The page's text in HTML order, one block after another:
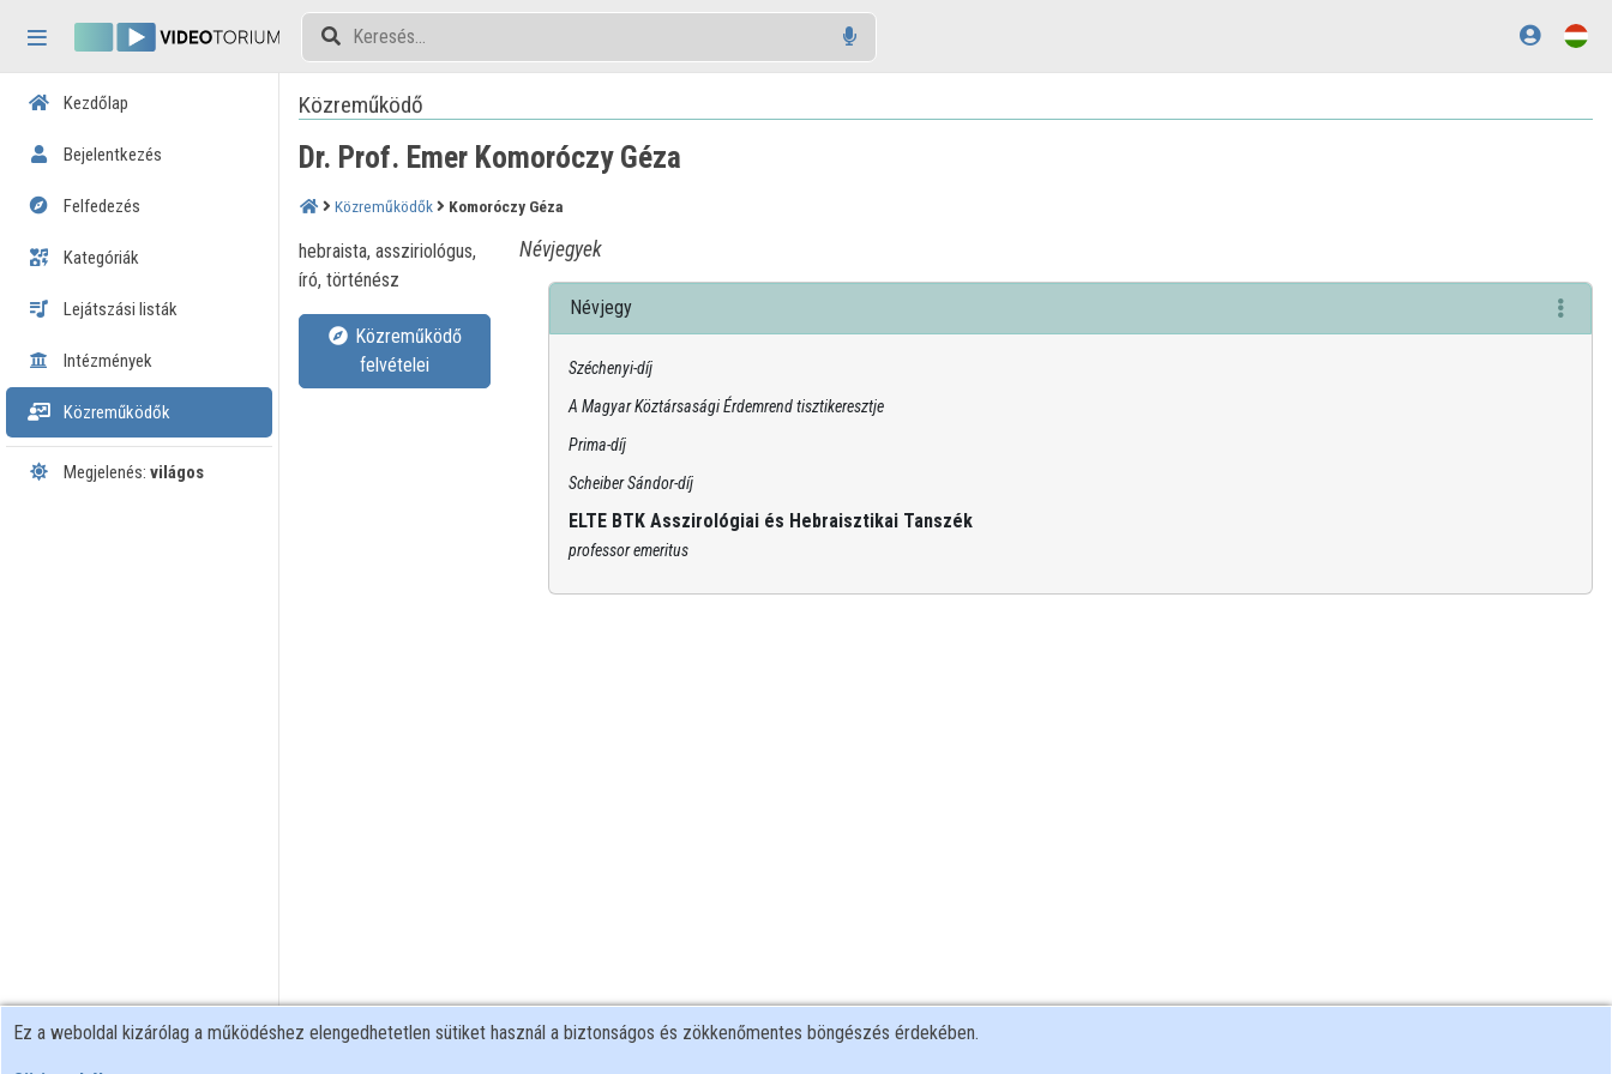
Tartalom kihagyása
Kezdőlap
Bejelentkezés
Felfedezés
Kategóriák
Lejátszási listák
Intézmények
Közreműködők
Megjelenés: világos
Közreműködő
Dr. Prof. Emer Komoróczy Géza
Közreműködők Komoróczy Géza
hebraista, assziriológus,
író, történész
felvételei
Névjegyek
Névjegy
Széchenyi-díj
A Magyar Köztársasági Érdemrend tisztikeresztje
Prima-díj
Scheiber Sándor-díj
ELTE BTK Asszirológiai és Hebraisztikai Tanszék
professor emeritus
Ez a weboldal kizárólag a működéshez elengedhetetlen sütiket használ a biztonságos és zökkenőmentes böngészés érdekében.